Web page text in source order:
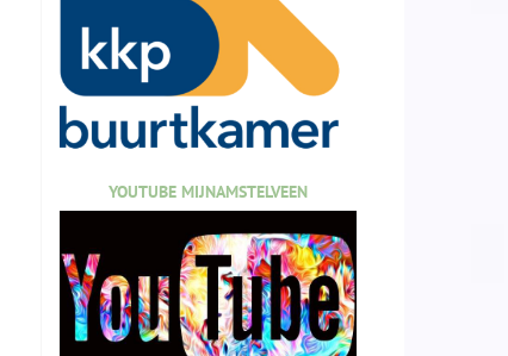
YOUTUBE MIJNAMSTELVEEN